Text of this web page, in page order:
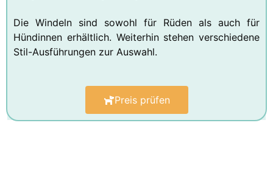
Die Windeln sind sowohl für Rüden als auch für
Hündinnen erhältlich. Weiterhin stehen verschiedene
Stil-Ausführungen zur Auswahl.
Preis prüfen